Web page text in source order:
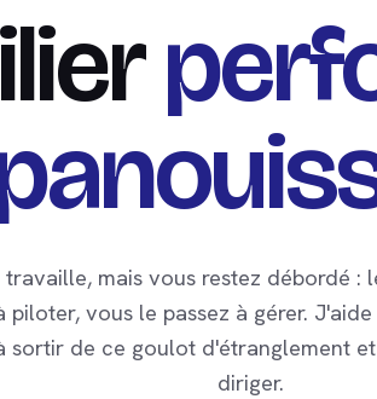
mais vous restez débordé :
piloter, vous le passez à gérer.
sortir de ce goulot d'étranglement
diriger.